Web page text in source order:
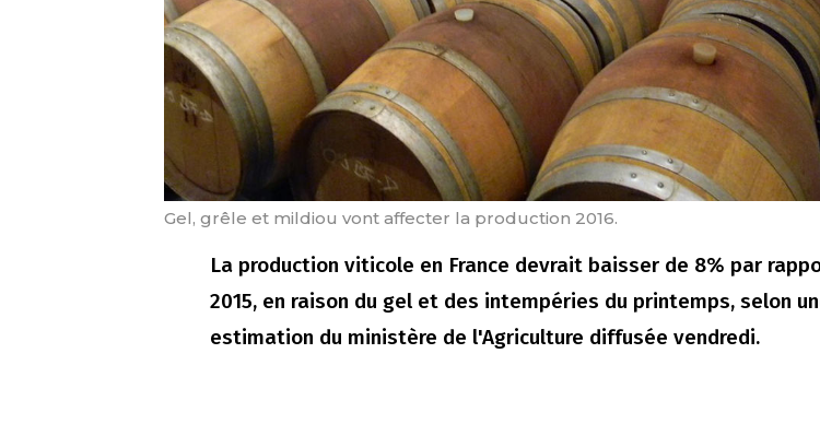
Gel, grêle et mildiou vont affecter la production 2016.
La production viticole en France devrait baisser de 8% par
2015, en raison du gel et des intempéries du printemps, selon
estimation du ministère de l'Agriculture diffusée vendredi.